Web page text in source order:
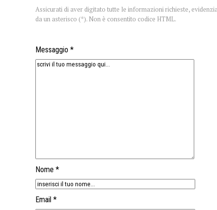
Assicurati di aver digitato tutte le informazioni richieste,
da un asterisco (*). Non è consentito codice HTML.
Messaggio *
Nome *
Email *